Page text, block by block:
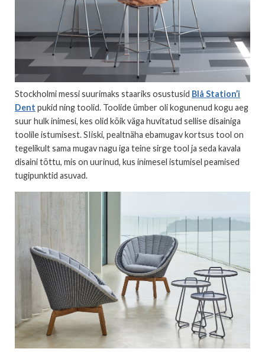
Stockholmi messi suurimaks staariks osustusid Blå Station’i
Dent pukid ning toolid. Toolide ümber oli kogunenud kogu aeg
suur hulk inimesi, kes olid kõik väga huvitatud sellise disainiga
toolile istumisest. SIiski, pealtnäha ebamugav kortsus tool on
tegelikult sama mugav nagu iga teine sirge tool ja seda kavala
disaini tõttu, mis on uurinud, kus inimesel istumisel peamised
tugipunktid asuvad.